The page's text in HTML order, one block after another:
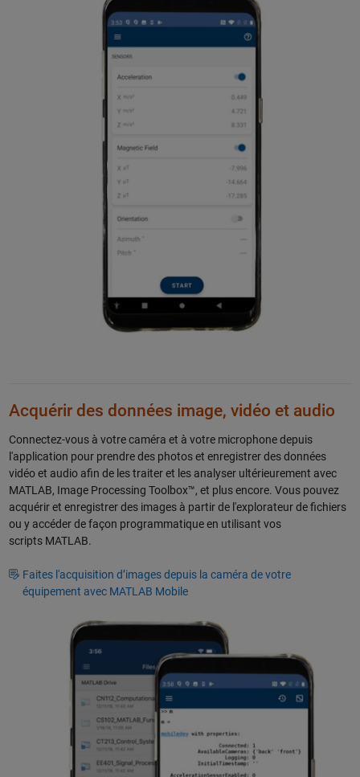
Acquérir des données image, vidéo et audio
Connectez-vous à votre caméra et à votre microphone depuis
l'application pour prendre des photos et enregistrer des données
vidéo et audio afin de les traiter et les analyser ultérieurement avec
MATLAB, Image Processing Toolbox™, et plus encore. Vous pouvez
acquérir et enregistrer des images à partir de l'explorateur de fichiers
ou y accéder de façon programmatique en utilisant vos
scripts MATLAB.
Faites l'acquisition d’images depuis la caméra de votre
équipement avec MATLAB Mobile